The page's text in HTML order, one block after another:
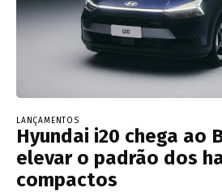
LANÇAMENTOS
Hyundai i20 chega ao
elevar o padrão dos
compactos